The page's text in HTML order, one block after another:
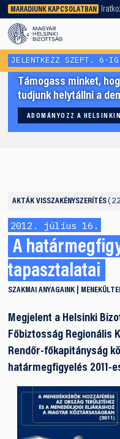
MARADJUNK KAPCSOLATBAN
keresőnket!
JELENTKEZZ SZEPT. 6-
Támogass minket,
tudjunk helytállni a
ADOMÁNYOZZ A
AKTÁK VISSZAKÉNYSZERÍTÉS
2012. július 16.
A
tapasztalatai
SZAKMAI ANYAGAINK
Megjelent a Helsinki
Főbiztosság Regionális
Rendőr-főkapitányság
határmegfigyelés 2011-